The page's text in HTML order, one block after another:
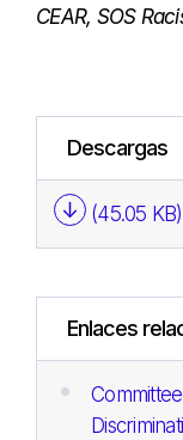
CEAR, SOS
Descargas
(45.05 KB)
Enlaces